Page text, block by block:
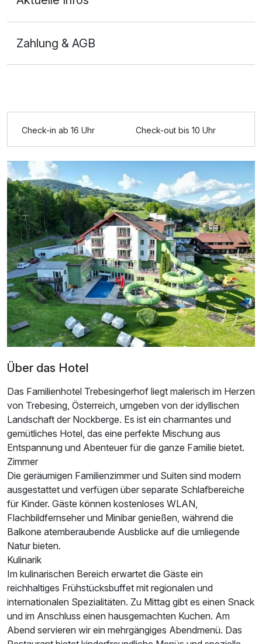
Zusatznächte
Für 5 Tage p.P. ab994,00 €
Doppelzimmer Komfort
2 Erwachsene und 2 Kinder
Ausstattung
Zusatznächte
Für 5 Tage
Suite/n
2 Erwachsene und 3 Kinder
Zahlung & AGB
Check-in ab 16 Uhr Check-out bis 10 Uhr
Über das Hotel
Das Familienhotel Trebesingerhof liegt malerisch im Herzen
von Trebesing, Österreich, umgeben von der idyllischen
Landschaft der Nockberge. Es ist ein charmantes und
gemütliches Hotel, das eine perfekte Mischung aus
Entspannung und Abenteuer für die ganze Familie bietet.
Zimmer
Die geräumigen Familienzimmer und Suiten sind modern
ausgestattet und verfügen über separate Schlafbereiche
für Kinder. Gäste können kostenloses WLAN,
Flachbildfernseher und Minibar genießen, während die
Balkone atemberaubende Ausblicke auf die umliegende
Natur bieten.
Kulinarik
Im kulinarischen Bereich erwartet die Gäste ein
reichhaltiges Frühstücksbuffet mit regionalen und
internationalen Spezialitäten. Zu Mittag gibt es einen Snack
und im Anschluss einen hausgemachten Kuchen. Am
Abend servieren wir ein mehrgängiges Abendmenü. Das